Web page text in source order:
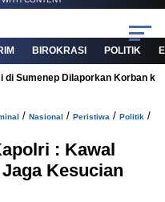
BIROKRASI POLITIK
di Sumenep Dilaporkan Korban ke
/ Nasional / Peristiwa / Politik /
: Kawal
Kesucian